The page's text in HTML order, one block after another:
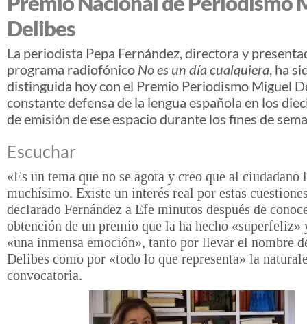
Delibes
La periodista Pepa Fernández, directora y
programa radiofónico No es un día cualquiera, ha
distinguida hoy con el Premio Periodismo Miguel
constante defensa de la lengua española en los
de emisión de ese espacio durante los fines de
Escuchar
«Es un tema que no se agota y creo que al ciudadano
muchísimo. Existe un interés real por estas
declarado Fernández a Efe minutos después de
obtención de un premio que la ha hecho «superfeliz»
«una inmensa emoción», tanto por llevar el nombre
Delibes como por «todo lo que representa» la
convocatoria.